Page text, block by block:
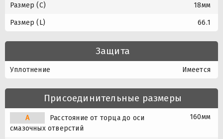
Размер (C) 18мм
Размер (L) 66.1
Защита
Уплотнение Имеется
Присоединительные размеры
A
Расстояние от торца до оси
смазочных отверстий
160мм